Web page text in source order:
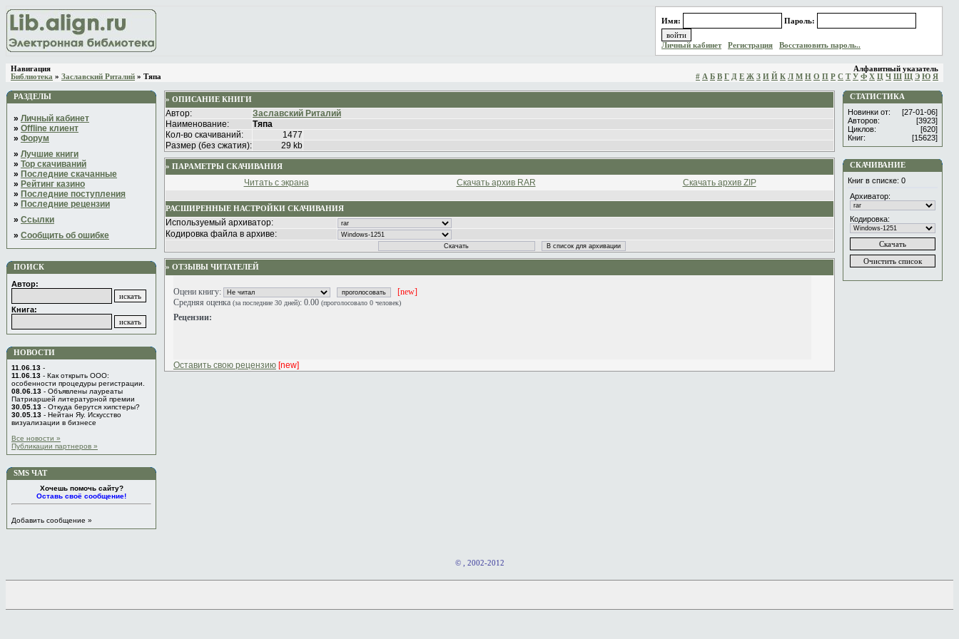
Имя: Пароль:
Личный кабинет Регистрация Восстановить пароль..
Навигация
Библиотека » Заславский Риталий » Тяпа
Алфавитный указатель
# А Б В Г Д Е Ж З И Й К Л М Н О П Р С Т У Ф Х Ц Ч Ш Щ Э Ю Я
РАЗДЕЛЫ
» Личный кабинет
» Offline клиент
» Форум
» Лучшие книги
» Top скачиваний
» Последние скачанные
» Рейтинг казино
» Последние поступления
» Последние рецензии
» Ссылки
» Сообщить об ошибке
ПОИСК
Автор:
Книга:
НОВОСТИ
11.06.13 -
11.06.13 - Как открыть ООО:
особенности процедуры регистрации.
08.06.13 - Объявлены лауреаты
Патриаршей литературной премии
30.05.13 - Откуда берутся хипстеры?
30.05.13 - Нейтан Яу. Искусство
визуализации в бизнесе
Все новости »
Публикации партнеров »
SMS ЧАТ
Хочешь помочь сайту?
Оставь своё сообщение!
Добавить сообщение »
» ОПИСАНИЕ КНИГИ
Автор:
Заславский Риталий
Наименование:
Тяпа
Кол-во скачиваний:
1477
Размер (без сжатия):
29 kb
» ПАРАМЕТРЫ СКАЧИВАНИЯ
Читать с экрана Скачать архив RAR Скачать архив ZIP
РАСШИРЕННЫЕ НАСТРОЙКИ СКАЧИВАНИЯ
Используемый архиватор:
Кодировка файла в архиве:
» ОТЗЫВЫ ЧИТАТЕЛЕЙ
Оцени книгу:
[new]
Средняя оценка (за последние 30 дней): 0.00 (проголосовало 0 человек)
Рецензии:
Оставить свою рецензию [new]
СТАТИСТИКА
Новинки от:
[27-01-06]
Авторов:
[3923]
Циклов:
[620]
Книг:
[15623]
СКАЧИВАНИЕ
Книг в списке: 0
Архиватор:
Кодировка:
© , 2002-2012